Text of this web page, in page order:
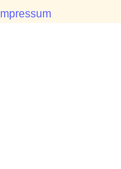
Impressum